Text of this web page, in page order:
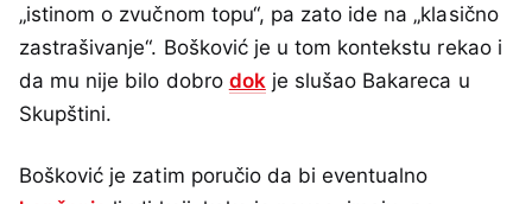
„istinom o zvučnom topu“, pa zato ide na „klasično
zastrašivanje“. Bošković je u tom kontekstu rekao i
da mu nije bilo dobro dok je slušao Bakareca u
Skupštini.
Bošković je zatim poručio da bi eventualno